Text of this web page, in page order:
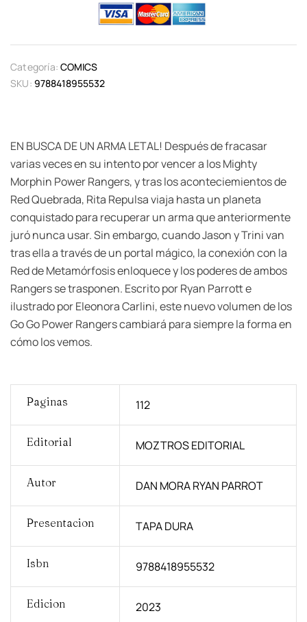
Categoría: COMICS
SKU: 9788418955532
EN BUSCA DE UN ARMA LETAL! Después de fracasar
varias veces en su intento por vencer a los Mighty
Morphin Power Rangers, y tras los aconteciemientos de
Red Quebrada, Rita Repulsa viaja hasta un planeta
conquistado para recuperar un arma que anteriormente
juró nunca usar. Sin embargo, cuando Jason y Trini van
tras ella a través de un portal mágico, la conexión con la
Red de Metamórfosis enloquece y los poderes de ambos
Rangers se trasponen. Escrito por Ryan Parrott e
ilustrado por Eleonora Carlini, este nuevo volumen de los
Go Go Power Rangers cambiará para siempre la forma en
cómo los vemos.
Paginas 112
Editorial MOZTROS EDITORIAL
Autor DAN MORA RYAN PARROT
Presentacion TAPA DURA
Isbn 9788418955532
Edicion 2023